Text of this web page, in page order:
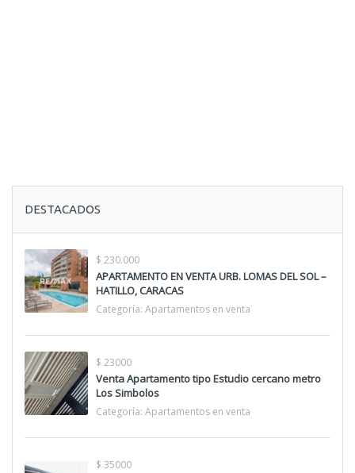
DESTACADOS
$ 230.000
APARTAMENTO EN VENTA URB. LOMAS DEL SOL –
HATILLO, CARACAS
Categoría: Apartamentos en venta
$ 23000
Venta Apartamento tipo Estudio cercano metro
Los Simbolos
Categoría: Apartamentos en venta
$ 35000